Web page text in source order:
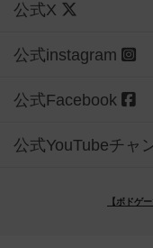
公式X
公式instagram
公式Facebook
公式YouTubeチャ
【ボドゲ